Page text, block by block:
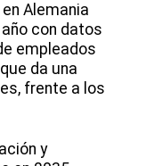
Alemania
con datos
empleados
da una
frente a los
y